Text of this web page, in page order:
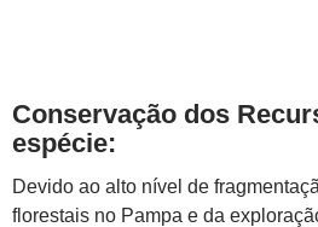
Conservação dos
espécie:
Devido ao alto nível de
florestais no Pampa e da